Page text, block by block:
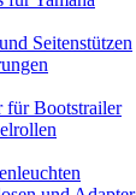
Seitenstützen
für Bootstrailer